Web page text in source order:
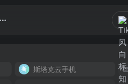
斯塔克云手机